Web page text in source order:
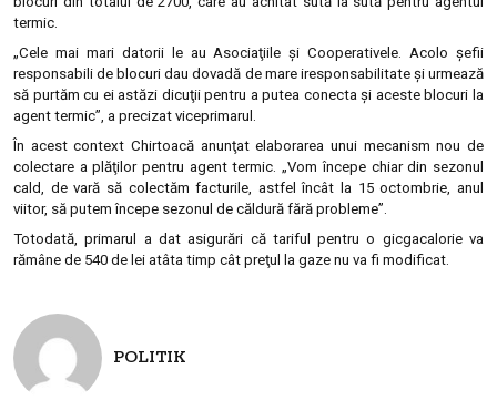
termic.
„Cele mai mari datorii le au Asociaţiile şi Cooperativele. Acolo şefii
responsabili de blocuri dau dovadă de mare iresponsabilitate şi urmează
să purtăm cu ei astăzi dicuţii pentru a putea conecta şi aceste blocuri la
agent termic”, a precizat viceprimarul.
În acest context Chirtoacă anunţat elaborarea unui mecanism nou de
colectare a plăţilor pentru agent termic. „Vom începe chiar din sezonul
cald, de vară să colectăm facturile, astfel încât la 15 octombrie, anul
viitor, să putem începe sezonul de căldură fără probleme”.
Totodată, primarul a dat asigurări că tariful pentru o gicgacalorie va
rămâne de 540 de lei atâta timp cât preţul la gaze nu va fi modificat.
POLITIK